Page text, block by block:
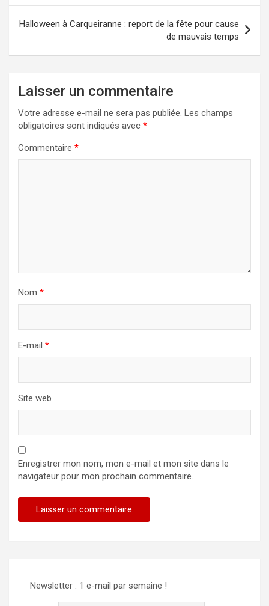
Halloween à Carqueiranne : report de la fête pour cause
de mauvais temps
Laisser un commentaire
Votre adresse e-mail ne sera pas publiée. Les champs
obligatoires sont indiqués avec *
Commentaire *
Nom *
E-mail *
Site web
Enregistrer mon nom, mon e-mail et mon site dans le
navigateur pour mon prochain commentaire.
Newsletter : 1 e-mail par semaine !